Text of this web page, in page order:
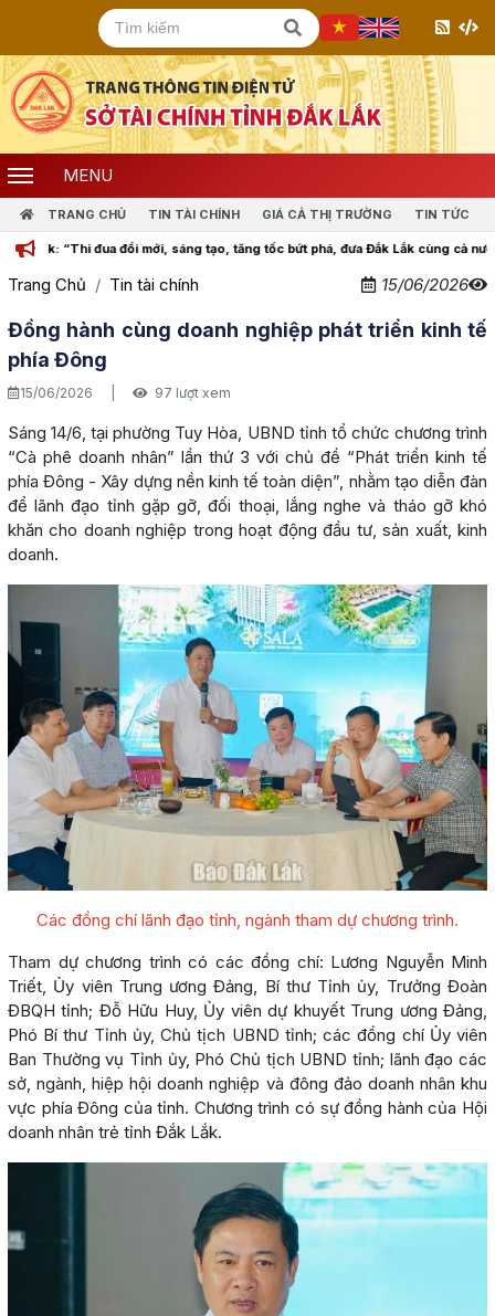
MENU
TRANG CHỦ TIN TÀI CHÍNH GIÁ CẢ THỊ TRƯỜNG TIN TỨC
mới, sáng tạo, tăng tốc bứt phá, đưa Đắk Lắk cùng cả nước bước vào kỷ
Trang Chủ Tin tài chính 15/06/2026
Đồng hành cùng doanh nghiệp phát triển kinh tế
phía Đông
15/06/2026 97 lượt xem
Sáng 14/6, tại phường Tuy Hòa, UBND tỉnh tổ chức chương trình
“Cà phê doanh nhân” lần thứ 3 với chủ đề “Phát triển kinh tế
phía Đông - Xây dựng nền kinh tế toàn diện”, nhằm tạo diễn đàn
để lãnh đạo tỉnh gặp gỡ, đối thoại, lắng nghe và tháo gỡ khó
khăn cho doanh nghiệp trong hoạt động đầu tư, sản xuất, kinh
doanh.
Các đồng chí lãnh đạo tỉnh, ngành tham dự chương trình.
Tham dự chương trình có các đồng chí: Lương Nguyễn Minh
Triết, Ủy viên Trung ương Đảng, Bí thư Tỉnh ủy, Trưởng Đoàn
ĐBQH tỉnh; Đỗ Hữu Huy, Ủy viên dự khuyết Trung ương Đảng,
Phó Bí thư Tỉnh ủy, Chủ tịch UBND tỉnh; các đồng chí Ủy viên
Ban Thường vụ Tỉnh ủy, Phó Chủ tịch UBND tỉnh; lãnh đạo các
sở, ngành, hiệp hội doanh nghiệp và đông đảo doanh nhân khu
vực phía Đông của tỉnh. Chương trình có sự đồng hành của Hội
doanh nhân trẻ tỉnh Đắk Lắk.